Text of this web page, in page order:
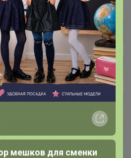
Р9
56
мешков для сменки